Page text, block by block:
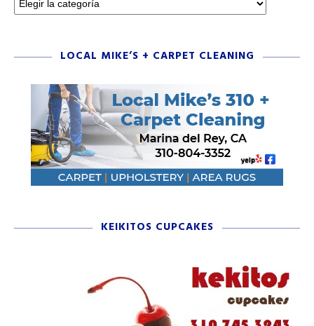
LOCAL MIKE’S + CARPET CLEANING
KEIKITOS CUPCAKES